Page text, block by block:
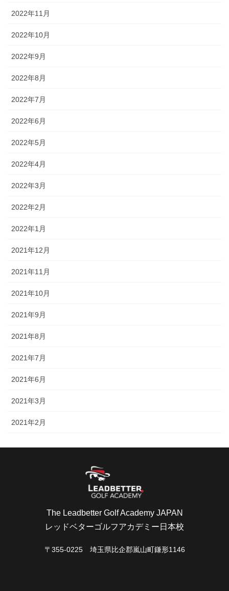
2022年11月
2022年10月
2022年9月
2022年8月
2022年7月
2022年6月
2022年5月
2022年4月
2022年3月
2022年2月
2022年1月
2021年12月
2021年11月
2021年10月
2021年9月
2021年8月
2021年7月
2021年6月
2021年3月
2021年2月
The Leadbetter Golf Academy JAPAN
レッドベターゴルフアカデミー日本校
〒355-0225 埼玉県比企郡嵐山町鎌形1146